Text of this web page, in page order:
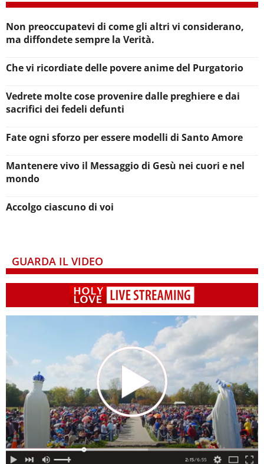
Non preoccupatevi di come gli altri vi considerano,
ma diffondete sempre la Verità.
Che vi ricordiate delle povere anime del Purgatorio
Vedrete molte cose provenire dalle preghiere e dai
sacrifici dei fedeli defunti
Fate ogni sforzo per essere modelli di Santo Amore
Mantenere vivo il Messaggio di Gesù nei cuori e nel
mondo
Accolgo ciascuno di voi
GUARDA IL VIDEO